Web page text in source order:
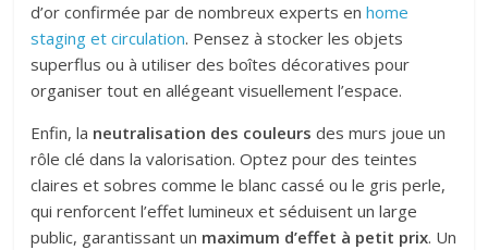
d’or confirmée par de nombreux experts enhome
staging et circulation. Pensez à stocker les objets
superflus ou à utiliser des boîtes décoratives pour
organiser tout en allégeant visuellement l’espace.
Enfin, la neutralisation des couleurs des murs joue un
rôle clé dans la valorisation. Optez pour des teintes
claires et sobres comme le blanc cassé ou le gris perle,
qui renforcent l’effet lumineux et séduisent un large
public, garantissant un maximum d’effet à petit prix. Un